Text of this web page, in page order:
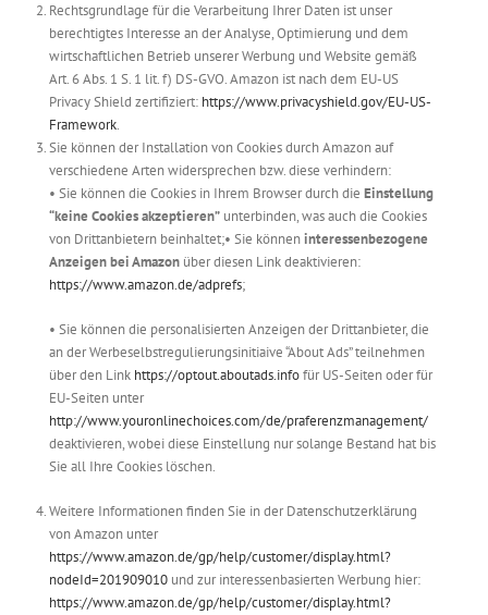
Rechtsgrundlage für die Verarbeitung Ihrer Daten ist unser
berechtigtes Interesse an der Analyse, Optimierung und dem
wirtschaftlichen Betrieb unserer Werbung und Website gemäß
Art. 6 Abs. 1 S. 1 lit. f) DS-GVO. Amazon ist nach dem EU-US
Privacy Shield zertifiziert: https://www.privacyshield.gov/EU-US-
Framework.
Sie können der Installation von Cookies durch Amazon auf
verschiedene Arten widersprechen bzw. diese verhindern:
• Sie können die Cookies in Ihrem Browser durch die Einstellung
“keine Cookies akzeptieren” unterbinden, was auch die Cookies
von Drittanbietern beinhaltet;• Sie könneninteressenbezogene
Anzeigen bei Amazon über diesen Link deaktivieren:
https://www.amazon.de/adprefs;
• Sie können die personalisierten Anzeigen der Drittanbieter, die
an der Werbeselbstregulierungsinitiaive “About Ads” teilnehmen
über den Link https://optout.aboutads.infofür US-Seiten oder für
EU-Seiten unter
http://www.youronlinechoices.com/de/praferenzmanagement/
deaktivieren, wobei diese Einstellung nur solange Bestand hat bis
Sie all Ihre Cookies löschen.
Weitere Informationen finden Sie in der Datenschutzerklärung
von Amazon unter
https://www.amazon.de/gp/help/customer/display.html?
nodeId=201909010 und zur interessenbasierten Werbung hier:
https://www.amazon.de/gp/help/customer/display.html?